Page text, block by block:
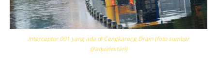
Interceptor 001 yang ada di Cengkareng Drain (foto sumber
@aqualestari)